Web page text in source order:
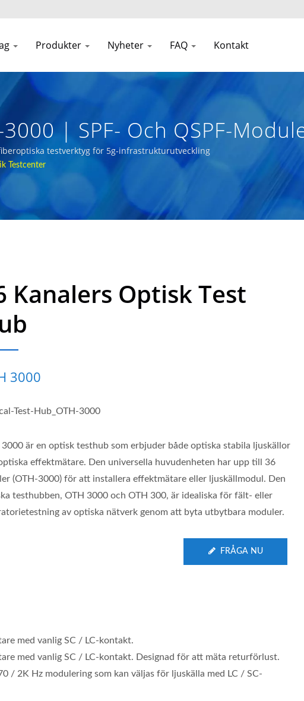
Produkter Nyheter FAQ Kontakt
| SPF- Och QSPF-
testverktyg för 5g-infrastrukturutveckling
Testcenter
Kanalers Optisk Test
3000
Test-Hub_OTH-3000
3000 är en optisk testhub som erbjuder både optiska stabila ljuskällor
effektmätare. Den universella huvudenheten har upp till 36
(OTH-3000) för att installera effektmätare eller ljuskällmodul. Den
testhubben, OTH 3000 och OTH 300, är idealiska för fält- eller
av optiska nätverk genom att byta utbytbara moduler.
FRÅGA NU
med vanlig SC / LC-kontakt.
med vanlig SC / LC-kontakt. Designad för att mäta returförlust.
2K Hz modulering som kan väljas för ljuskälla med LC / SC-